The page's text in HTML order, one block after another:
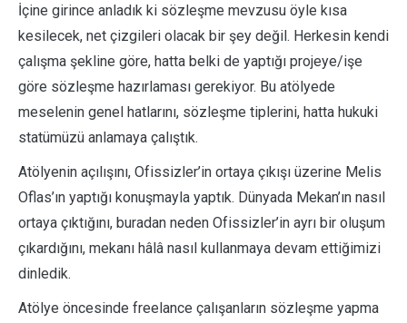
İçine girince anladık ki sözleşme mevzusu öyle kısa
kesilecek, net çizgileri olacak bir şey değil. Herkesin kendi
çalışma şekline göre, hatta belki de yaptığı projeye/işe
göre sözleşme hazırlaması gerekiyor. Bu atölyede
meselenin genel hatlarını, sözleşme tiplerini, hatta hukuki
statümüzü anlamaya çalıştık.
Atölyenin açılışını, Ofissizler’in ortaya çıkışı üzerine Melis
Oflas’ın yaptığı konuşmayla yaptık. Dünyada Mekan’ın nasıl
ortaya çıktığını, buradan neden Ofissizler’in ayrı bir oluşum
çıkardığını, mekanı hâlâ nasıl kullanmaya devam ettiğimizi
dinledik.
Atölye öncesinde freelance çalışanların sözleşme yapma